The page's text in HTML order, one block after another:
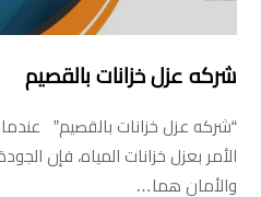
شركه عزل خزانات بالقصيم
“شركه عزل خزانات بالقصيم” عندما
الأمر بعزل خزانات المياه، فإن
والأمان هما…